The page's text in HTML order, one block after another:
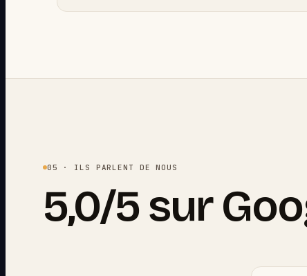
05 · ILS PARLENT DE NOUS
5,0/5 sur